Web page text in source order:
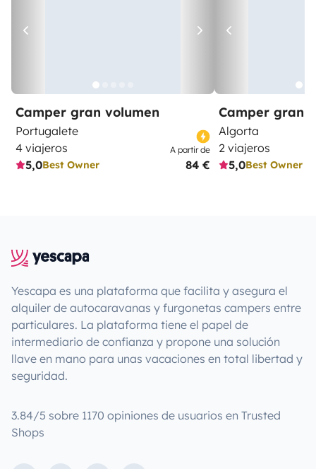
Camper gran volumen
Portugalete
4 viajeros
5,0Best Owner
A partir de
84 €
Camper gran
Algorta
2 viajeros
5,0Best Owner
Yescapa es una plataforma que facilita y asegura el
alquiler de autocaravanas y furgonetas campers entre
particulares. La plataforma tiene el papel de
intermediario de confianza y propone una solución
llave en mano para unas vacaciones en total libertad y
seguridad.
3.84/5 sobre 1170 opiniones de usuarios en Trusted
Shops